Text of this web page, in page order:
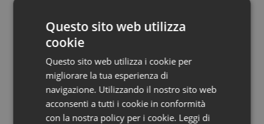
Sangue & coagulazione
Tiroide
Tumore al seno
Potrebbe interessarti in
Governo e Parlamento
Questo sito web utilizza
cookie
Questo sito web utilizza i cookie per
migliorare la tua esperienza di
navigazione. Utilizzando il nostro sito web
acconsenti a tutti i cookie in conformità
con la nostra policy per i cookie. Leggi di